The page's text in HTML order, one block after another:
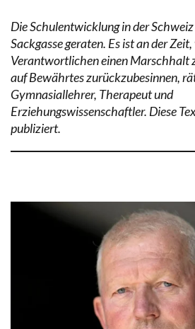
Die Schulentwicklung in der
Sackgasse geraten. Es ist an der
Verantwortlichen einen Marschhalt
auf Bewährtes zurückzubesinnen,
Gymnasiallehrer, Therapeut und
Erziehungswissenschaftler. Diese
publiziert.